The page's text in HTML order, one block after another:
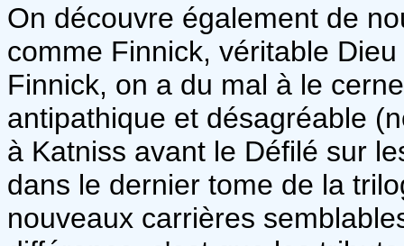
On découvre également de
comme Finnick, véritable
Finnick, on a du mal à le
antipathique et désagréable
à Katniss avant le Défilé sur
dans le dernier tome de la
nouveaux carrières